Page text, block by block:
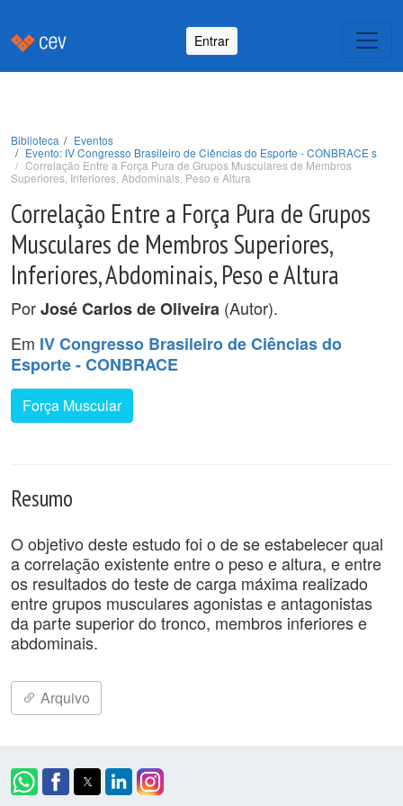
Entrar
Biblioteca
Eventos
Evento: IV Congresso Brasileiro de Ciências do Esporte - CONBRACE s
Correlação Entre a Força Pura de Grupos Musculares de Membros
Superiores, Inferiores, Abdominais, Peso e Altura
Correlação Entre a Força Pura de Grupos
Musculares de Membros Superiores,
Inferiores, Abdominais, Peso e Altura
PorJosé Carlos de Oliveira (Autor).
Em IV Congresso Brasileiro de Ciências do
Esporte - CONBRACE
Força Muscular
Resumo
O objetivo deste estudo foi o de se estabelecer qual
a correlação existente entre o peso e altura, e entre
os resultados do teste de carga máxima realizado
entre grupos musculares agonistas e antagonistas
da parte superior do tronco, membros inferiores e
abdominais.
Arquivo